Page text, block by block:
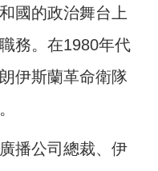
國的政治舞台上
務。在1980年代
伊斯蘭革命衛隊
播公司總裁、伊